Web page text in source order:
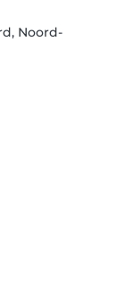
Noord-